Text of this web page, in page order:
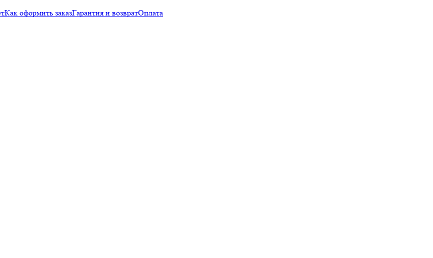
Как оформить заказГарантия и возвратОплата